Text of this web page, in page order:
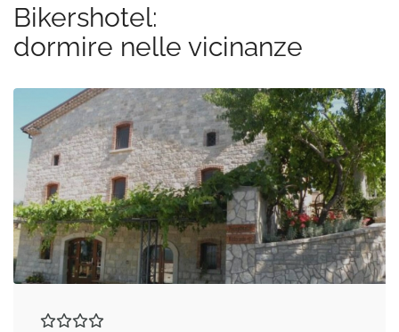
Bikershotel:
dormire nelle vicinanze